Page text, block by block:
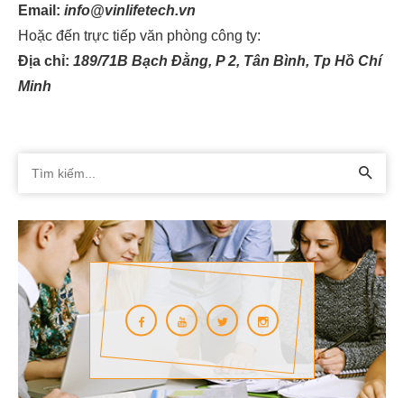
Email: info@vinlifetech.vn
Hoặc đến trực tiếp văn phòng công ty:
Địa chỉ: 189/71B Bạch Đằng, P 2, Tân Bình, Tp Hồ Chí
Minh